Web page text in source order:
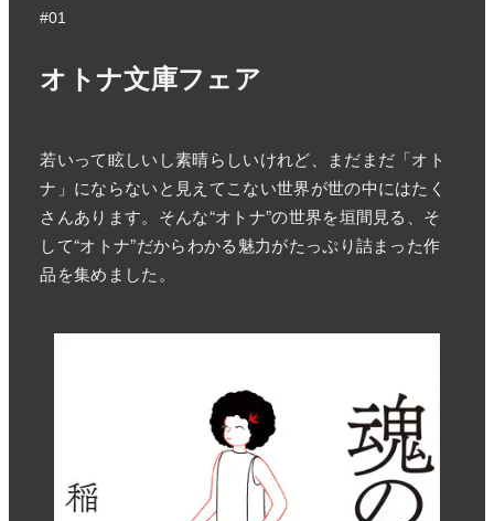
#01
オトナ文庫フェア
若いって眩しいし素晴らしいけれど、まだまだ「オト
ナ」にならないと見えてこない世界が世の中にはたく
さんあります。そんな“オトナ”の世界を垣間見る、そ
して“オトナ”だからわかる魅力がたっぷり詰まった作
品を集めました。